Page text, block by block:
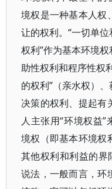
境权是一种基本人权
让的权利。“一切单
权利”作为基本环境
助性权利和程序性权
的权利”（亲水权）
决策的权利、提起有
人主张用“环境权益
境权（即基本环境权
其他权利和利益的界
说法，一般而言，环